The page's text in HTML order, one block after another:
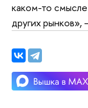
каком-то
других рынков»,